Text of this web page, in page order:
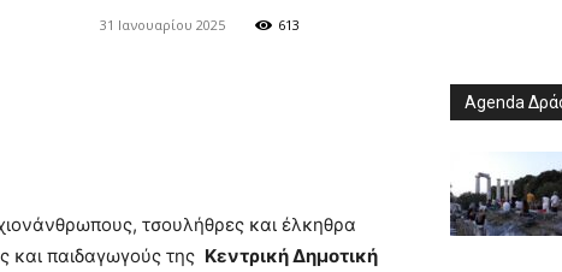
31 Ιανουαρίου 2025 613
τσουλήθρες και έλκηθρα
και παιδαγωγούς της Κεντρική Δημοτική
Agenda